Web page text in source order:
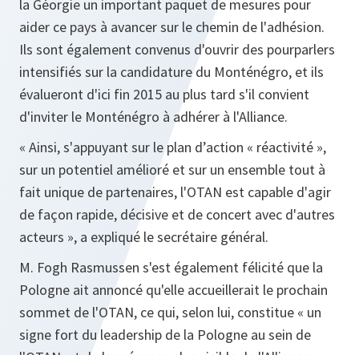
la Géorgie un important paquet de mesures pour
aider ce pays à avancer sur le chemin de l'adhésion.
Ils sont également convenus d'ouvrir des pourparlers
intensifiés sur la candidature du Monténégro, et ils
évalueront d'ici fin 2015 au plus tard s'il convient
d'inviter le Monténégro à adhérer à l'Alliance.
« Ainsi, s'appuyant sur le plan d’action « réactivité »,
sur un potentiel amélioré et sur un ensemble tout à
fait unique de partenaires, l'OTAN est capable d'agir
de façon rapide, décisive et de concert avec d'autres
acteurs », a expliqué le secrétaire général.
M. Fogh Rasmussen s'est également félicité que la
Pologne ait annoncé qu'elle accueillerait le prochain
sommet de l'OTAN, ce qui, selon lui, constitue « un
signe fort du leadership de la Pologne au sein de